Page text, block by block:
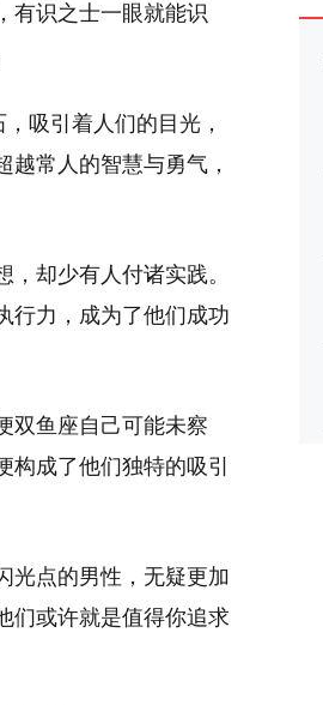
有识之士一眼就能识
吸引着人们的目光，
常人的智慧与勇气，
却少有人付诸实践。
行力，成为了他们成功
双鱼座自己可能未察
成了他们独特的吸引
光点的男性，无疑更加
们或许就是值得你追求